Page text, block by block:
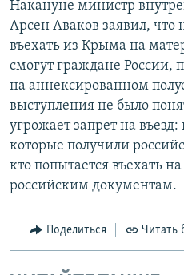
Накануне министр
Арсен Аваков заявил,
въехать из Крыма на
смогут граждане
на аннексированном
выступления не было
угрожает запрет на
которые получили
кто попытается въехать
российским документам.
Поделиться Читать